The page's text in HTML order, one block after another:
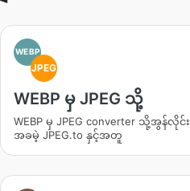
WEBP
JPEG
WEBP မှ JPEG သို့
WEBP မှ JPEG converter သို့အွန်လိုင်း
အခမဲ့ JPEG.to နှင့်အတူ